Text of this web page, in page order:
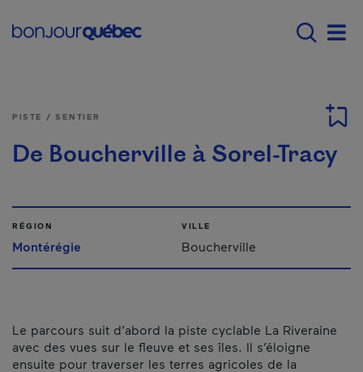
Main navigation -
PISTE / SENTIER
De Boucherville à Sorel-Tracy
RÉGION
Montérégie
VILLE
Boucherville
Le parcours suit d’abord la piste cyclable La Riveraine
avec des vues sur le fleuve et ses îles. Il s’éloigne
ensuite pour traverser les terres agricoles de la